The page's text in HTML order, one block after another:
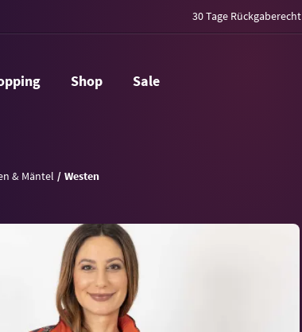
30 Tage Rückgaberecht
Shop Sale
& Mäntel Westen